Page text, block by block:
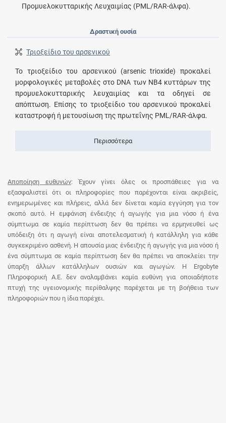
Προμυελοκυτταρικής Λευχαιμίας (PML/RAR-άλφα).
Δραστική ουσία
Τριοξείδιο του αρσενικού
Το τριοξείδιο του αρσενικού (arsenic trioxide) προκαλεί
μορφολογικές μεταβολές στο DNA των ΝΒ4 κυττάρων της
προμυελοκυτταρικής λευχαιμίας και τα οδηγεί σε
απόπτωση. Επίσης το τριοξείδιο του αρσενικού προκαλεί
καταστροφή ή μετουσίωση της πρωτεΐνης PML/RAR-άλφα.
Περισσότερα
Αποποίηση ευθυνών: Έχουν γίνει όλες οι προσπάθειες για να
εξασφαλιστεί ότι οι πληροφορίες που παρέχονται είναι ακριβείς,
ενημερωμένες και πλήρεις, αλλά δεν δίνεται καμία εγγύηση για τον
σκοπό αυτό. Η εμφάνιση ένδειξης ή αγωγής για μια νόσο ή ένα
σύμπτωμα σε καμία περίπτωση δεν θα πρέπει να ερμηνευθεί ως
υπόδειξη ότι η αγωγή είναι αποτελεσματική ή κατάλληλη για κάθε
συγκεκριμένο ασθενή. Η απουσία μιας ένδειξης ή αγωγής για μια νόσο ή
ένα σύμπτωμα σε καμία περίπτωση δεν θα πρέπει να αποκλείει την
ύπαρξη άλλων κατάλληλων ουσιών και αγωγών. Η Ergobyte
Πληροφορική Α.Ε. δεν αναλαμβάνει καμία ευθύνη για οποιαδήποτε
πτυχή της υγειονομικής περίθαλψης παρέχεται με τη βοήθεια των
πληροφοριών που η ίδια παρέχει.